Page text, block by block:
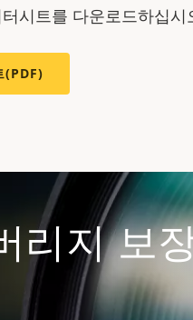
시트를 다운로드하십시
(PDF)
리지 보